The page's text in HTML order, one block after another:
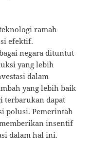
ramah
efektif.
negara dituntut
yang lebih
dalam
yang lebih baik
terbarukan dapat
polusi. Pemerintah
insentif
dalam hal ini.